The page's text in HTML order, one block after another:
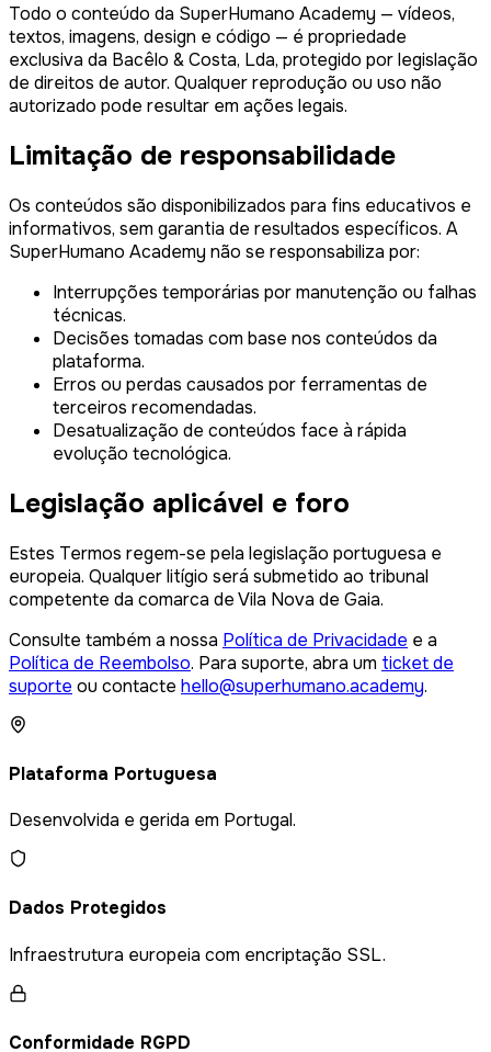
Todo o conteúdo da SuperHumano Academy — vídeos,
textos, imagens, design e código — é propriedade
exclusiva da Bacêlo & Costa, Lda, protegido por legislação
de direitos de autor. Qualquer reprodução ou uso não
autorizado pode resultar em ações legais.
Limitação de responsabilidade
Os conteúdos são disponibilizados para fins educativos e
informativos, sem garantia de resultados específicos. A
SuperHumano Academy não se responsabiliza por:
Interrupções temporárias por manutenção ou falhas
técnicas.
Decisões tomadas com base nos conteúdos da
plataforma.
Erros ou perdas causados por ferramentas de
terceiros recomendadas.
Desatualização de conteúdos face à rápida
evolução tecnológica.
Legislação aplicável e foro
Estes Termos regem-se pela legislação portuguesa e
europeia. Qualquer litígio será submetido ao tribunal
competente da comarca de Vila Nova de Gaia.
Consulte também a nossa Política de Privacidade e a
Política de Reembolso. Para suporte, abra um ticket de
suporte ou contacte hello@superhumano.academy.
Plataforma Portuguesa
Desenvolvida e gerida em Portugal.
Dados Protegidos
Infraestrutura europeia com encriptação SSL.
Conformidade RGPD